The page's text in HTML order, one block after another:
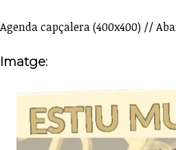
Agenda capçalera (400x400) //
Imatge: